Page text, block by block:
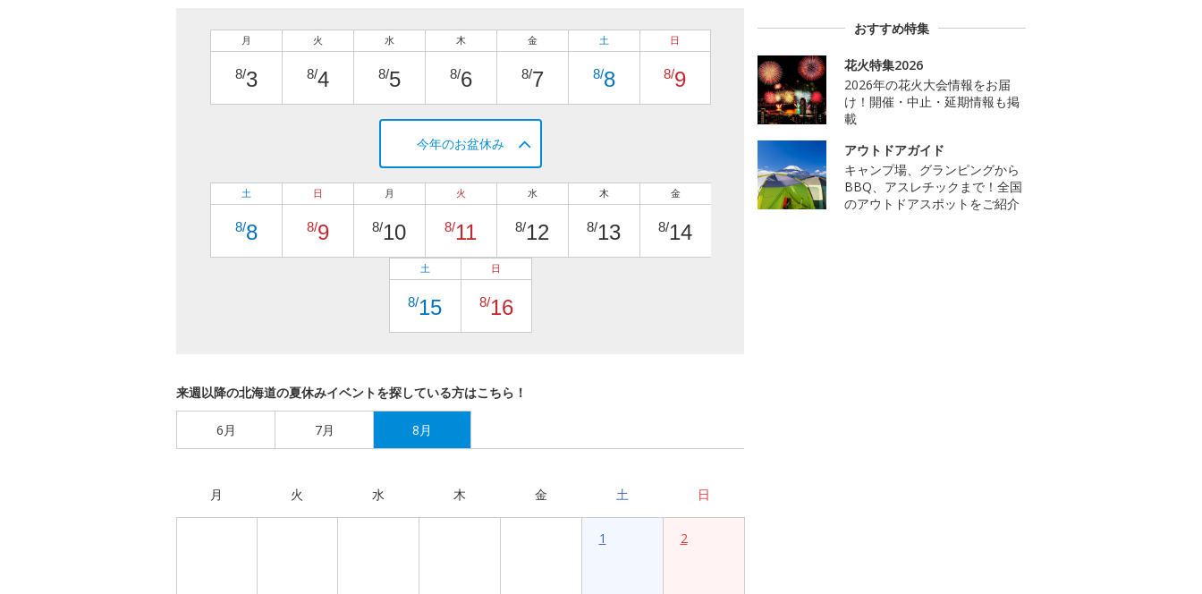
月
8/3
火
8/4
水
8/5
木
8/6
金
8/7
土
8/8
日
8/9
今年のお盆休み
土
8/8
日
8/9
月
8/10
火
8/11
水
8/12
木
8/13
金
8/14
土
8/15
日
8/16
来週以降の北海道の夏休みイベントを探している方はこちら！
6月 7月 8月
月 火 水 木 金 土 日
1 2
おすすめ特集
花火特集2026
2026年の花火大会情報をお届
け！開催・中止・延期情報も掲
載
アウトドアガイド
キャンプ場、グランピングから
BBQ、アスレチックまで！全国
のアウトドアスポットをご紹介